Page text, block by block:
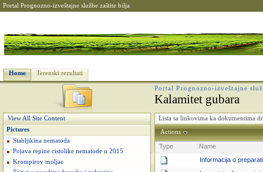
Portal Prognozno-izveštajne službe zaštite bilja
Home Terenski rezultati
Portal Prognozno-izveštajne
Kalamitet gubara
View All Site Content
Pictures
Stabljikina nematoda
Pojava repine cistolike nematode u 2015
Krompirov moljac
Lista sa linkovima ka dokumentima
Actions
Type
Name
Informacija o